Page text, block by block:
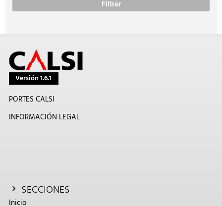
Filtrar
Versión 1.6.1
PORTES CALSI
INFORMACIÓN LEGAL
SECCIONES
Inicio